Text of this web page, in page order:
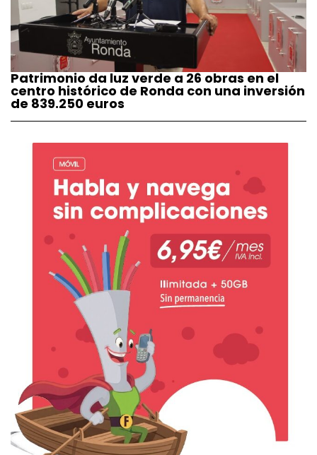
Patrimonio da luz verde a 26 obras en el
centro histórico de Ronda con una inversión
de 839.250 euros